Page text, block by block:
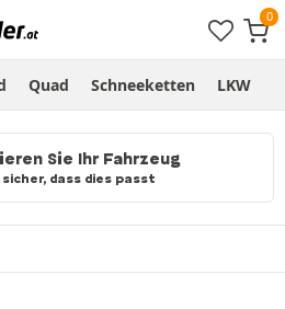
Quad Schneeketten LKW
Sie Ihr Fahrzeug
dass dies passt